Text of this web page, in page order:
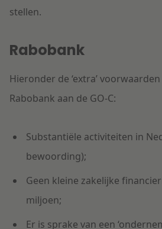
stellen.
Rabobank
Hieronder de ‘extra’
Rabobank aan de GO-C:
Substantiële activiteiten in
bewoording);
Geen kleine zakelijke
miljoen;
Er is sprake van een